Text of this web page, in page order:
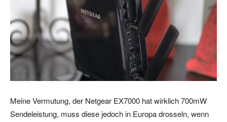
Meine Vermutung, der Netgear EX7000 hat wirklich 700mW
Sendeleistung, muss diese jedoch in Europa drosseln, wenn